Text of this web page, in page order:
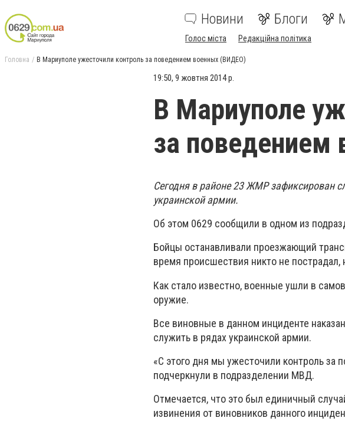
Новини Блоги
Голос міста Редакційна політика
Головна В Мариуполе ужесточили контроль за поведением военных (ВИДЕО)
19:50, 9 жовтня 2014 р.
В Мариуполе
за
Сегодня в районе 23 ЖМР зафиксирован
украинской армии.
Об этом 0629 сообщили в одном из
Бойцы останавливали проезжающий
время происшествия никто не
Как стало известно, военные ушли в
оружие.
Все виновные в данном инциденте
служить в рядах украинской армии.
«С этого дня мы ужесточили контроль за
подчеркнули в подразделении МВД.
Отмечается, что это был единичный
извинения от виновников данного